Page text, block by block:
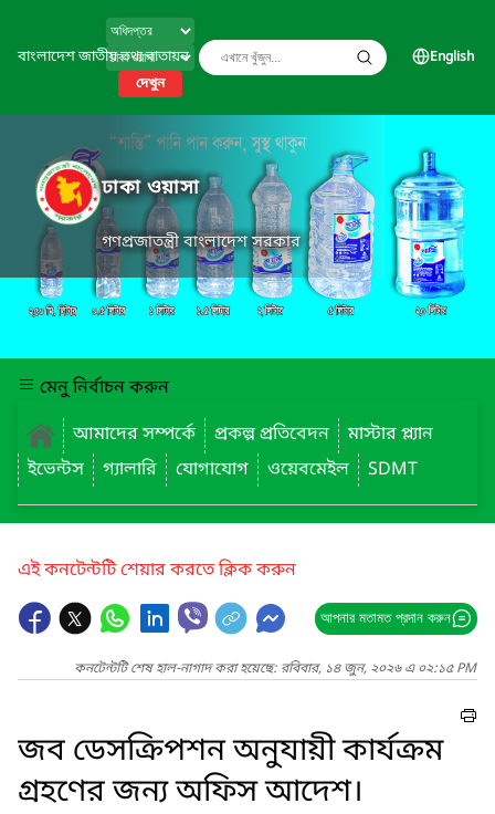
বাংলাদেশ জাতীয় তথ্য বাতায়ন
দেখুন
English
ঢাকা ওয়াসা
গণপ্রজাতন্ত্রী বাংলাদেশ সরকার
মেনু নির্বাচন করুন
আমাদের সম্পর্কে
প্রকল্প প্রতিবেদন
মাস্টার প্ল্যান
ইভেন্টস
গ্যালারি যোগাযোগ ওয়েবমেইল SDMT
এই কনটেন্টটি শেয়ার করতে ক্লিক করুন
আপনার মতামত প্রদান করুন
কনটেন্টটি শেষ হাল-নাগাদ করা হয়েছে: রবিবার, ১৪ জুন, ২০২৬ এ ০২:১৫ PM
জব ডেসক্রিপশন অনুযায়ী কার্যক্রম
গ্রহণের জন্য অফিস আদেশ।